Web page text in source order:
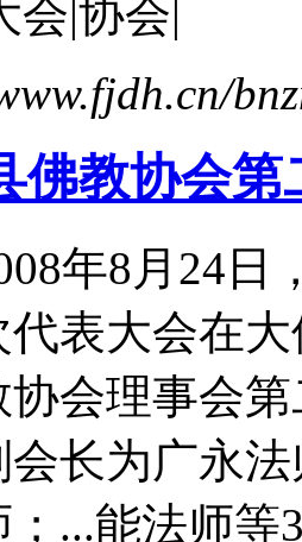
会 |协会|
佛教协会第
8月24日
代表大会在
协会理事会
会长为广永
...能法师等